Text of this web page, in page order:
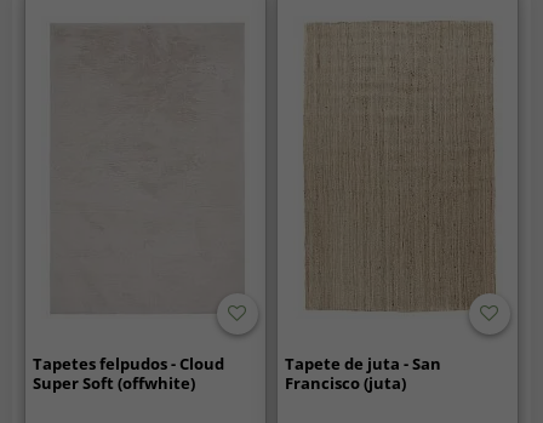
Tapetes felpudos - Cloud
Super Soft (offwhite)
Tapete de juta - San
Francisco (juta)